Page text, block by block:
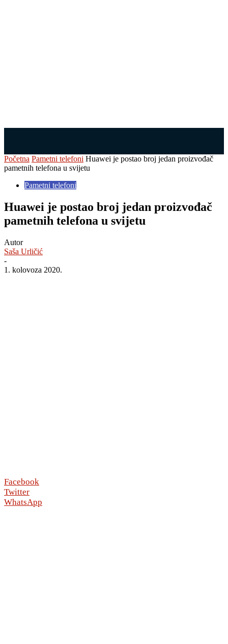
Početna Pametni telefoni Huawei je postao broj jedan proizvođač
pametnih telefona u svijetu
Pametni telefoni
Huawei je postao broj jedan proizvođač
pametnih telefona u svijetu
Autor
Saša Urličić
-
1. kolovoza 2020.
Facebook
Twitter
WhatsApp